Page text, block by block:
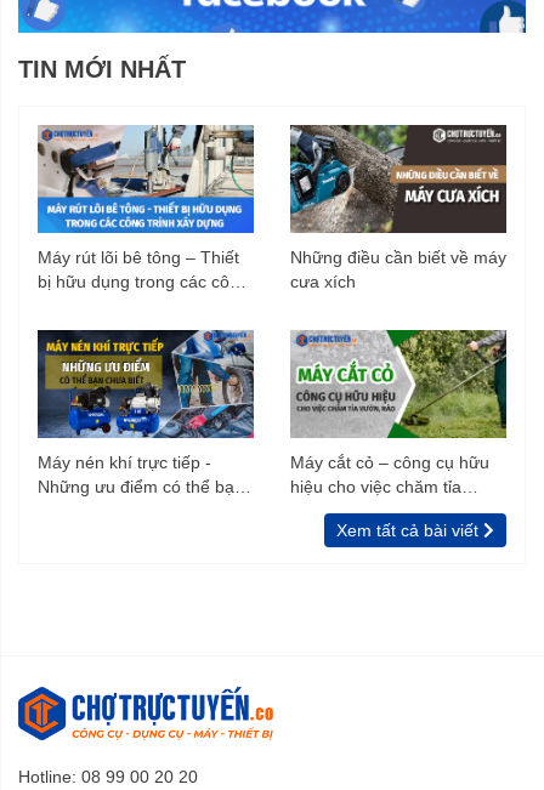
TIN MỚI NHẤT
Máy rút lõi bê tông – Thiết
bị hữu dụng trong các công
Những điều cần biết về máy
cưa xích
Máy nén khí trực tiếp -
Những ưu điểm có thể bạn
Máy cắt cỏ – công cụ hữu
hiệu cho việc chăm tỉa
vườn, rào
Xem tất cả bài viết
Hotline: 08 99 00 20 20